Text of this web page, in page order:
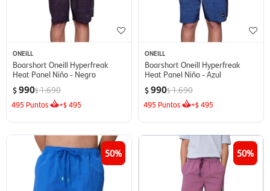
ONEILL
Boarshort Oneill Hyperfreak
Heat Panel Niño - Negro
$990$1.690
495 Puntos +$495
ONEILL
Boarshort Oneill Hyperfreak
Heat Panel Niño - Azul
$990$1.690
495 Puntos +$495
50 50